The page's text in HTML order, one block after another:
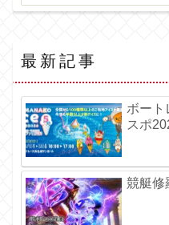
最新記事
ボート
スポ
競艇修